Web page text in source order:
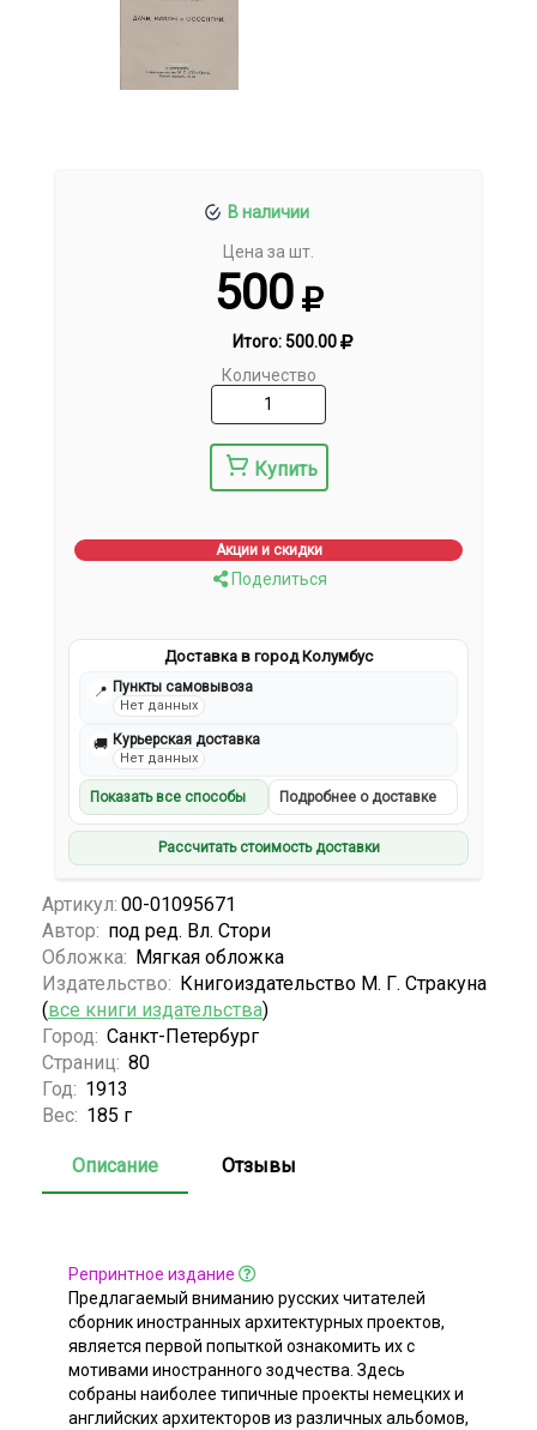
В наличии
Цена за шт.
500
Итого:500.00
Количество
Купить
Акции и скидки
Поделиться
Доставка в город Колумбус
📍 Пункты самовывоза
Нет данных
🚚 Курьерская доставка
Нет данных
Показать все способы Подробнее о доставке
Рассчитать стоимость доставки
Артикул: 00-01095671
Автор: под ред. Вл. Стори
Обложка: Мягкая обложка
Издательство: Книгоиздательство М. Г. Стракуна
(все книги издательства)
Город: Санкт-Петербург
Страниц: 80
Год: 1913
Вес: 185 г
Описание Отзывы
Репринтное издание
Предлагаемый вниманию русских читателей
сборник иностранных архитектурных проектов,
является первой попыткой ознакомить их с
мотивами иностранного зодчества. Здесь
собраны наиболее типичные проекты немецких и
английских архитекторов из различных альбомов,